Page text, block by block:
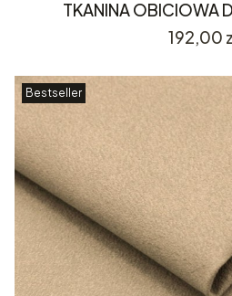
TKANINA OBICIOWA
Cena
192,00
Bestseller